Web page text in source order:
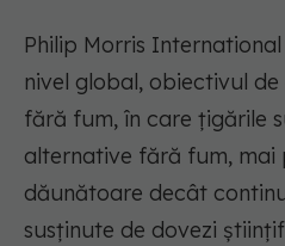
Philip Morris
nivel global, obiectivul
fără fum, în care țigările
alternative fără fum, mai
dăunătoare decât
susținute de dovezi